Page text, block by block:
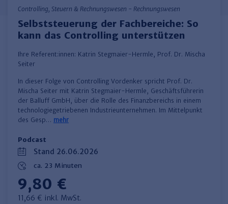
Controlling, Steuern & Rechnungswesen - Rechnungswesen
Selbststeuerung der Fachbereiche: So
kann das Controlling unterstützen
Ihre Referent:innen: Katrin Stegmaier-Hermle
Prof. Dr. Mischa
Seiter
In dieser Folge von Controlling Vordenker spricht Prof. Dr.
Mischa Seiter mit Katrin Stegmaier-Hermle, Geschäftsführerin
der Balluff GmbH, über die Rolle des Finanzbereichs in einem
technologiegetriebenen Industrieunternehmen. Im Mittelpunkt
des Gesp… mehr
Podcast
Stand 26.06.2026
ca. 23 Minuten
9,80 €
11,66 € inkl. MwSt.